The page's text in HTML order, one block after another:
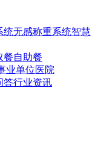
统无感称重系统智慧
餐自助餐
业单位医院
答行业资讯